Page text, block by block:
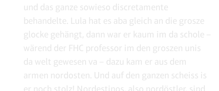
und das ganze sowieso discretamente
behandelte. Lula hat es aba gleich an die grosze
glocke gehängt, dann war er kaum im da schole –
wärend der FHC professor im den groszen unis
da welt gewesen va – dazu kam er aus dem
armen nordosten. Und auf den ganzen scheiss is
er noch stolz! Nordestinos, also nordöstler, sind